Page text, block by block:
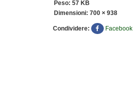
Peso: 57 KB
Dimensioni: 700 × 938
Condividere: Facebook